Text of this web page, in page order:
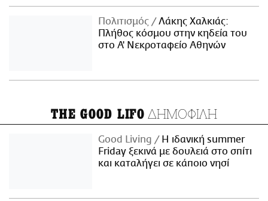
Πολιτισμός
Λάκης Χαλκιάς:
Πλήθος κόσμου στην κηδεία του
στο Α' Νεκροταφείο Αθηνών
THE GOOD LIFO ΔΗΜΟΦΙΛΗ
Good Living
Η ιδανική summer
Friday ξεκινά με δουλειά στο σπίτι
και καταλήγει σε κάποιο νησί